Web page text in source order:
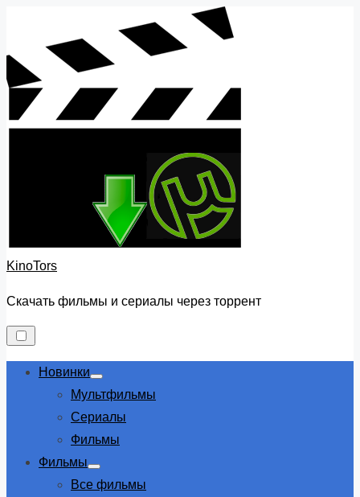
content
KinoTors
Скачать фильмы и сериалы через торрент
Новинки
Show
sub
Мультфильмы
Сериалы
Фильмы
Фильмы
Show
sub
Все фильмы